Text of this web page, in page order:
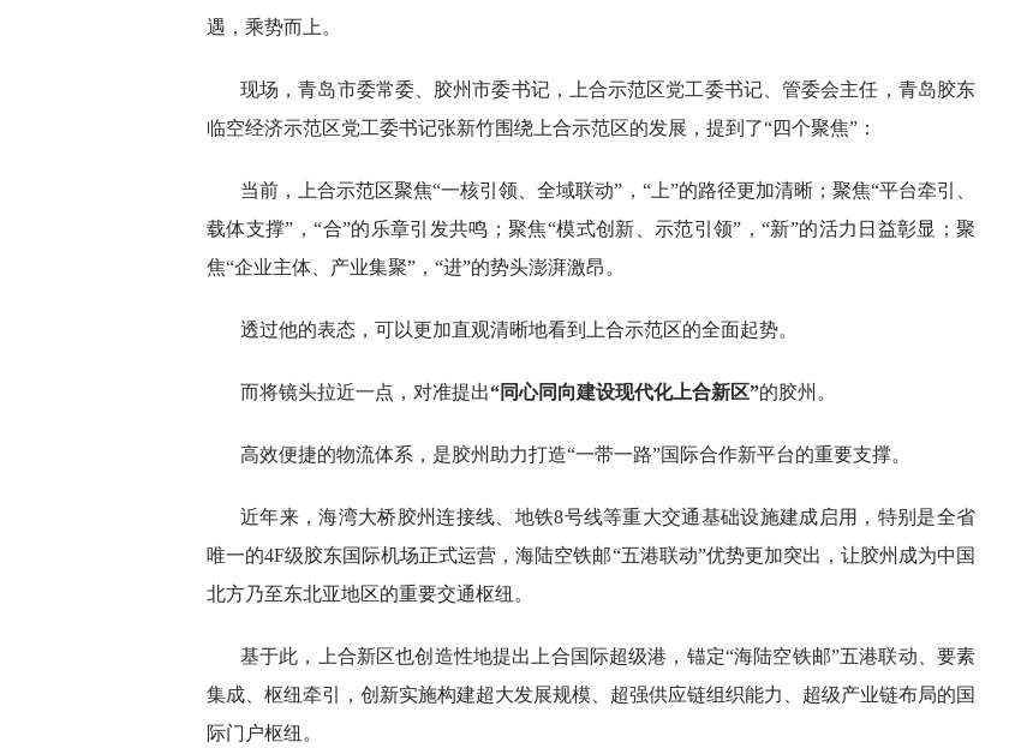
遇，乘势而上。
现场，青岛市委常委、胶州市委书记，上合示范区党工委书记、管委会主任，青岛胶东
临空经济示范区党工委书记张新竹围绕上合示范区的发展，提到了“四个聚焦”：
当前，上合示范区聚焦“一核引领、全域联动”，“上”的路径更加清晰；聚焦“平台牵引、
载体支撑”，“合”的乐章引发共鸣；聚焦“模式创新、示范引领”，“新”的活力日益彰显；聚
焦“企业主体、产业集聚”，“进”的势头澎湃激昂。
透过他的表态，可以更加直观清晰地看到上合示范区的全面起势。
而将镜头拉近一点，对准提出“同心同向建设现代化上合新区”的胶州。
高效便捷的物流体系，是胶州助力打造“一带一路”国际合作新平台的重要支撑。
近年来，海湾大桥胶州连接线、地铁8号线等重大交通基础设施建成启用，特别是全省
唯一的4F级胶东国际机场正式运营，海陆空铁邮“五港联动”优势更加突出，让胶州成为中国
北方乃至东北亚地区的重要交通枢纽。
基于此，上合新区也创造性地提出上合国际超级港，锚定“海陆空铁邮”五港联动、要素
集成、枢纽牵引，创新实施构建超大发展规模、超强供应链组织能力、超级产业链布局的国
际门户枢纽。